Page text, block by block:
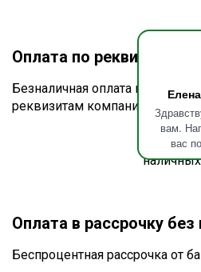
вам.
вас
Оплата по реквизитам
Безналичная оплата по счёту
реквизитам компании
Оплата в рассрочку без
Беспроцентная рассрочка от